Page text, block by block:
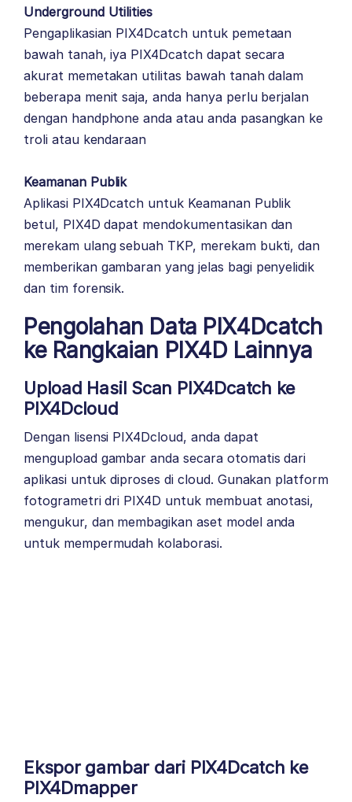
Underground Utilities
Pengaplikasian PIX4Dcatch untuk pemetaan
bawah tanah, iya PIX4Dcatch dapat secara
akurat memetakan utilitas bawah tanah dalam
beberapa menit saja, anda hanya perlu berjalan
dengan handphone anda atau anda pasangkan ke
troli atau kendaraan
Keamanan Publik
Aplikasi PIX4Dcatch untuk Keamanan Publik
betul, PIX4D dapat mendokumentasikan dan
merekam ulang sebuah TKP, merekam bukti, dan
memberikan gambaran yang jelas bagi penyelidik
dan tim forensik.
Pengolahan Data PIX4Dcatch
ke Rangkaian PIX4D Lainnya
Upload Hasil Scan PIX4Dcatch ke
PIX4Dcloud
Dengan lisensi PIX4Dcloud, anda dapat
mengupload gambar anda secara otomatis dari
aplikasi untuk diproses di cloud. Gunakan platform
fotogrametri dri PIX4D untuk membuat anotasi,
mengukur, dan membagikan aset model anda
untuk mempermudah kolaborasi.
Ekspor gambar dari PIX4Dcatch ke
PIX4Dmapper